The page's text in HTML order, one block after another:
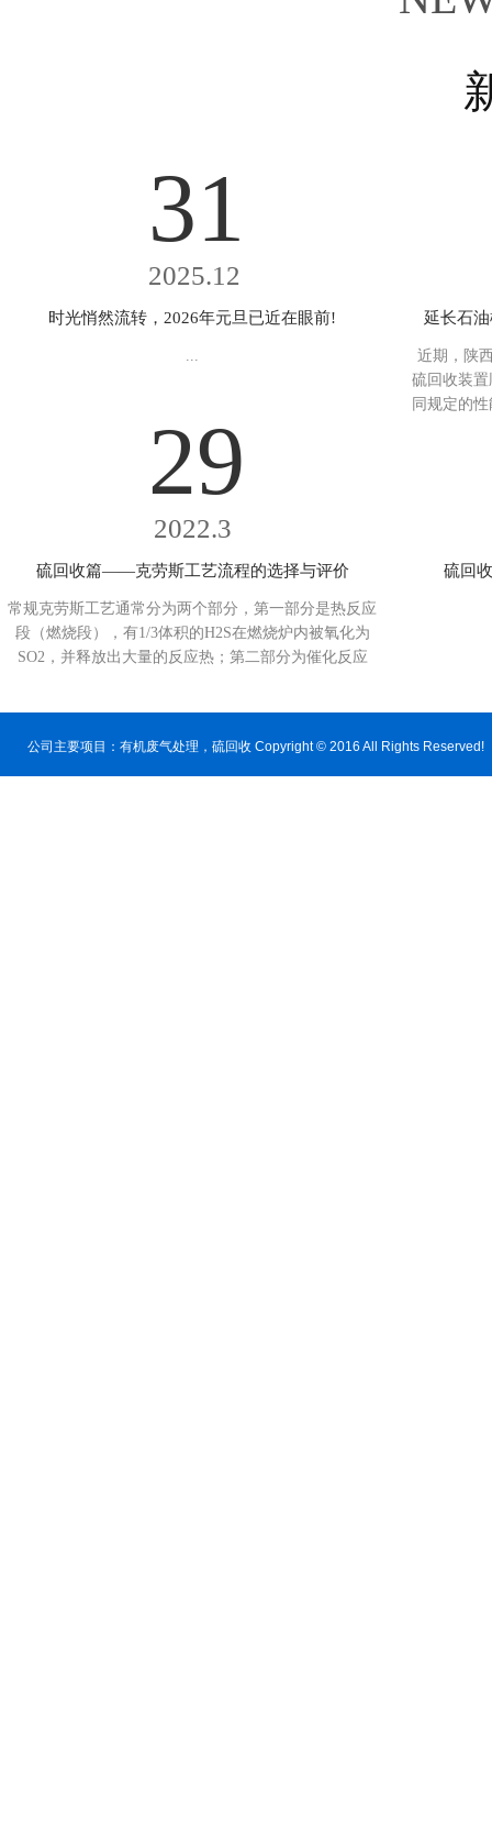
31
2025.12
时光悄然流转，2026年元旦已近在眼前!
...
延长石
近期，陕
硫回收装
同规定的
29
2022.3
硫回收篇——克劳斯工艺流程的选择与评价
常规克劳斯工艺通常分为两个部分，第一部分是热反应
段（燃烧段），有1/3体积的H2S在燃烧炉内被氧化为
SO2，并释放出大量的反应热；第二部分为催化反应
硫回
公司主要项目： 有机废气处理 ，硫回收 Copyright © 2016 All Rights